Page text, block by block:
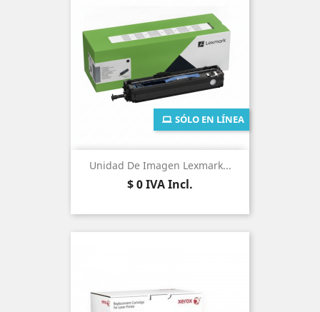
Unidad De Imagen Lexmark...
Precio
$ 0IVA Incl.
SÓLO EN LÍNEA